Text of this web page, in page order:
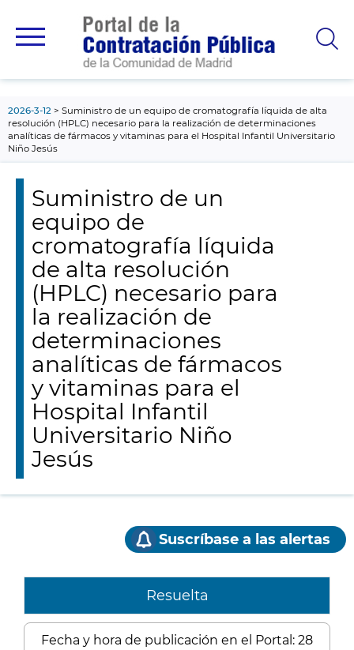
principal
2026-3-12
Suministro de un equipo de cromatografía líquida de alta
resolución (HPLC) necesario para la realización de determinaciones
analíticas de fármacos y vitaminas para el Hospital Infantil Universitario
Niño Jesús
Suministro de un
equipo de
cromatografía líquida
de alta resolución
(HPLC) necesario para
la realización de
determinaciones
analíticas de fármacos
y vitaminas para el
Hospital Infantil
Universitario Niño
Jesús
Suscríbase a las alertas
Resuelta
Fecha y hora de publicación en el Portal: 28